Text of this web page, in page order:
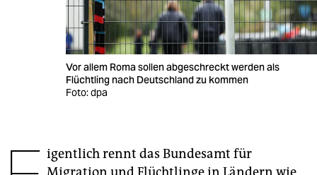
veranstaltungen
Vor allem Roma sollen abgeschreckt werden als
Flüchtling nach Deutschland zu kommen
Foto: dpa
igentlich rennt das Bundesamt für
Migration und Flüchtlinge in Ländern wie